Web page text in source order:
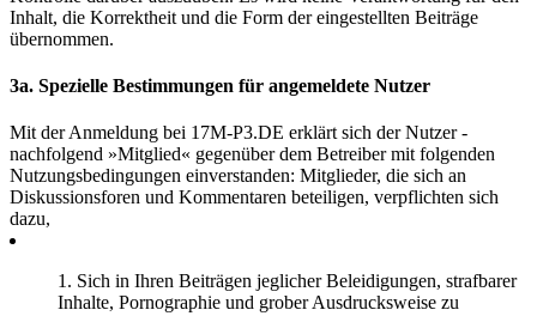
Inhalt, die Korrektheit und die Form der eingestellten Beiträge
übernommen.
3a. Spezielle Bestimmungen für angemeldete Nutzer
Mit der Anmeldung bei 17M-P3.DE erklärt sich der Nutzer -
nachfolgend »Mitglied« gegenüber dem Betreiber mit folgenden
Nutzungsbedingungen einverstanden: Mitglieder, die sich an
Diskussionsforen und Kommentaren beteiligen, verpflichten sich
dazu,
1. Sich in Ihren Beiträgen jeglicher Beleidigungen, strafbarer
Inhalte, Pornographie und grober Ausdrucksweise zu